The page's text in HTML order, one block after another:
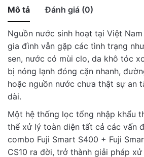
S400
Super
Softener
CS10
dành
cho
phố
số
lượng
Mô tả Đánh giá (0)
Nguồn nước sinh hoạt tại Việt
gia đình vẫn gặp các tình trạng
sen, nước có mùi clo, da khô tóc
bị nóng lạnh đóng cặn nhanh,
hoặc nguồn nước chưa thật sự an
dài.
Một hệ thống lọc tổng nhập khẩu
thể xử lý toàn diện tất cả các vấn
combo Fuji Smart S400 + Fuji
CS10 ra đời, trở thành giải pháp
/5
Total
reviews
Be the first to